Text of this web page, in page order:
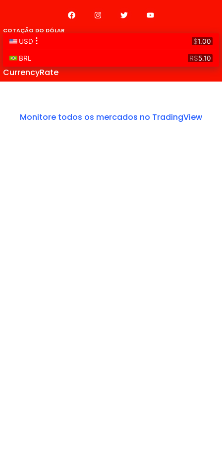
COTAÇÃO DO DÓLAR
CurrencyRate
Monitore todos os mercados no TradingView